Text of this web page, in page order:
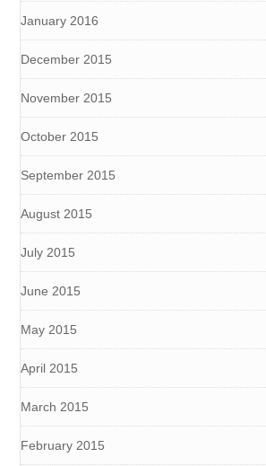
January 2016
December 2015
November 2015
October 2015
September 2015
August 2015
July 2015
June 2015
May 2015
April 2015
March 2015
February 2015